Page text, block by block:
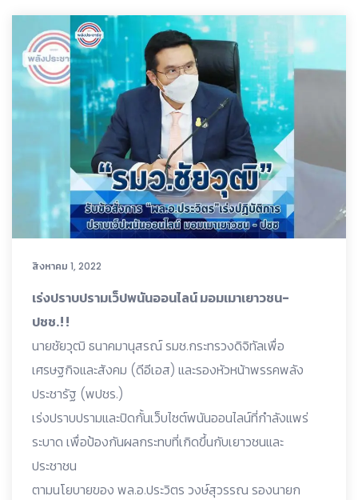
สิงหาคม 1, 2022
เร่งปราบปรามเว็ปพนันออนไลน์ มอมเมาเยาวชน-
ปชช.!!
นายชัยวุฒิ ธนาคมานุสรณ์ รมช.กระทรวงดิจิทัลเพื่อ
เศรษฐกิจและสังคม (ดีอีเอส) และรองหัวหน้าพรรคพลัง
ประชารัฐ (พปชร.)
เร่งปราบปรามและปิดกั้นเว็บไซต์พนันออนไลน์ที่กำลังแพร่
ระบาด เพื่อป้องกันผลกระทบที่เกิดขึ้นกับเยาวชนและ
ประชาชน
ตามนโยบายของ พล.อ.ประวิตร วงษ์สุวรรณ รองนายก